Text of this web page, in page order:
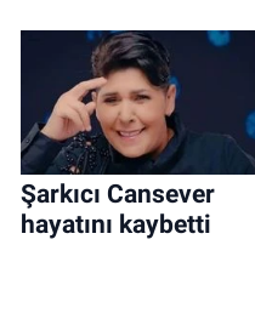
Şarkıcı Cansever
hayatını kaybetti